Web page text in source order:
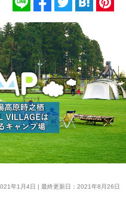
年1月4日 | 最終更新日：2021年8月26日